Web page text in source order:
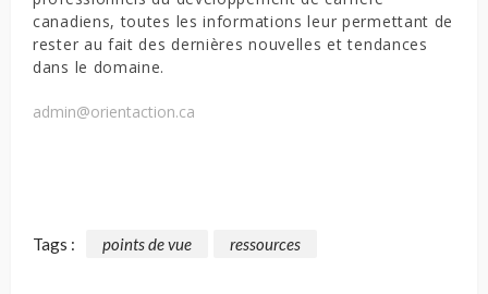
canadiens, toutes les informations leur permettant de
rester au fait des dernières nouvelles et tendances
dans le domaine.
admin@orientaction.ca
Tags : points de vue ressources